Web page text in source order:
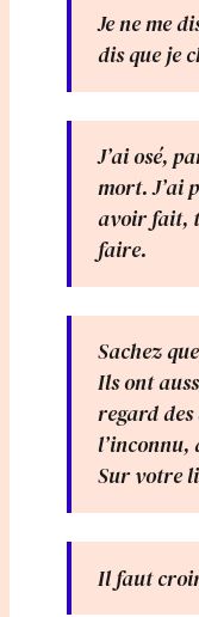
Je ne me
dis que je
J’ai osé,
mort. J’ai
avoir fait,
faire.
Sachez
Ils ont
regard des
l’inconnu,
Sur votre
Il faut